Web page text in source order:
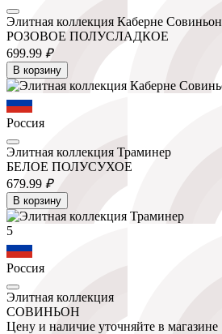
Элитная коллекция Каберне Совиньон
РОЗОВОЕ ПОЛУСЛАДКОЕ
699.99 ₽
В корзину
Россия
Элитная коллекция Траминер
БЕЛОЕ ПОЛУСУХОЕ
679.99 ₽
В корзину
5
Россия
Элитная коллекция
СОВИНЬОН
Цену и наличие уточняйте в магазине